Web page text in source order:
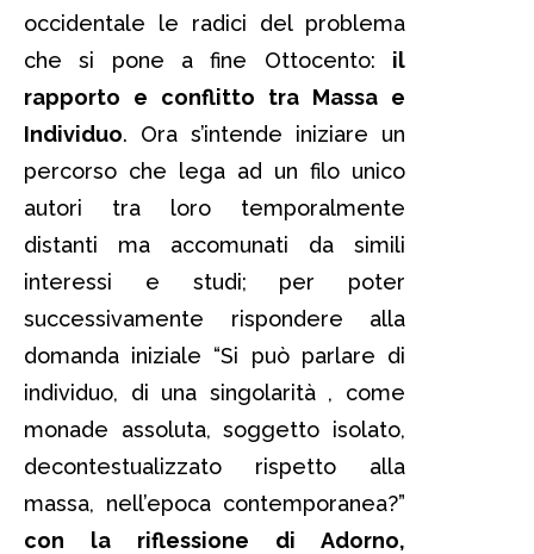
occidentale le radici del problema
che si pone a fine Ottocento: il
rapporto e conflitto tra Massa e
Individuo. Ora s’intende iniziare un
percorso che lega ad un filo unico
autori tra loro temporalmente
distanti ma accomunati da simili
interessi e studi; per poter
successivamente rispondere alla
domanda iniziale “Si può parlare di
individuo, di una singolarità , come
monade assoluta, soggetto isolato,
decontestualizzato rispetto alla
massa, nell’epoca contemporanea?”
con la riflessione di Adorno,